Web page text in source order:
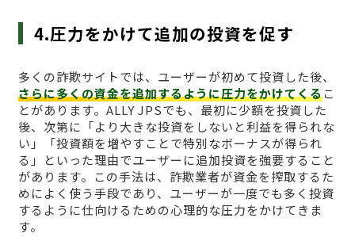
4.圧力をかけて追加の投資を促す
多くの詐欺サイトでは、ユーザーが初めて投資した後、
さらに多くの資金を追加するように圧力をかけてくるこ
とがあります。ALLY JPSでも、最初に少額を投資した
後、次第に「より大きな投資をしないと利益を得られな
い」「投資額を増やすことで特別なボーナスが得られ
る」といった理由でユーザーに追加投資を強要すること
があります。この手法は、詐欺業者が資金を搾取するた
めによく使う手段であり、ユーザーが一度でも多く投資
するように仕向けるための心理的な圧力をかけてきま
す。